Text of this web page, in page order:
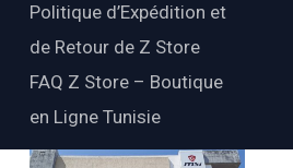
Politique d’Expédition et
de Retour de Z Store
FAQ Z Store – Boutique
en Ligne Tunisie